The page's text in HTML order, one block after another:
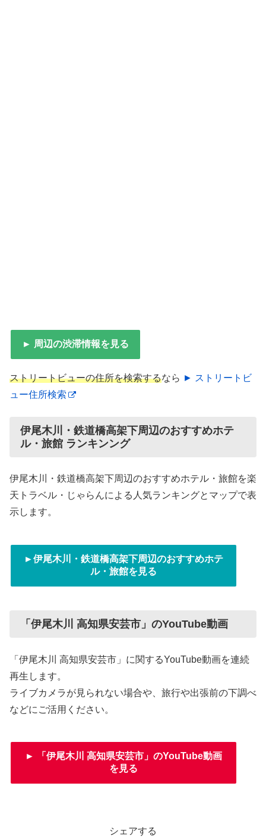
► 周辺の渋滞情報を見る
ストリートビューの住所を検索するなら ► ストリートビ
ュー住所検索
伊尾木川・鉄道橋高架下周辺のおすすめホテ
ル・旅館 ランキンング
伊尾木川・鉄道橋高架下周辺のおすすめホテル・旅館を楽
天トラベル・じゃらんによる人気ランキングとマップで表
示します。
►伊尾木川・鉄道橋高架下周辺のおすすめホテ
ル・旅館を見る
「伊尾木川 高知県安芸市」のYouTube動画
「伊尾木川 高知県安芸市」に関するYouTube動画を連続
再生します。
ライブカメラが見られない場合や、旅行や出張前の下調べ
などにご活用ください。
► 「伊尾木川 高知県安芸市」のYouTube動画
を見る
シェアする